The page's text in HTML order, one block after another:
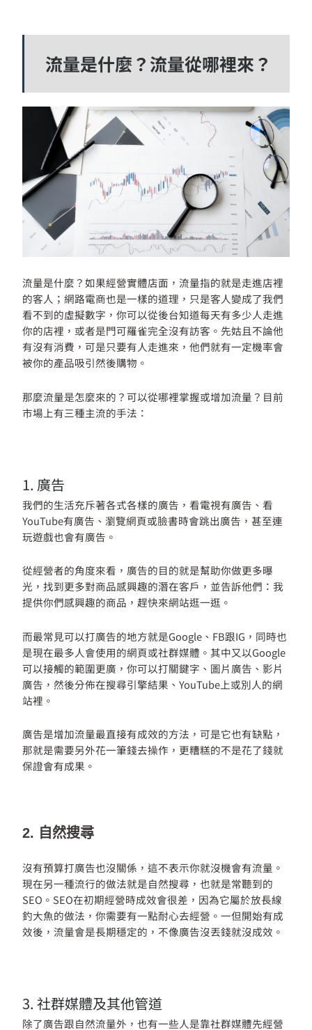
流量是什麼？流量從哪裡來？
流量是什麼？如果經營實體店面，流量指的就是走進店裡
的客人；網路電商也是一樣的道理，只是客人變成了我們
看不到的虛擬數字，你可以從後台知道每天有多少人走進
你的店裡，或者是門可羅雀完全沒有訪客。先姑且不論他
有沒有消費，可是只要有人走進來，他們就有一定機率會
被你的產品吸引然後購物。
那麼流量是怎麼來的？可以從哪裡掌握或增加流量？目前
市場上有三種主流的手法：
1. 廣告
我們的生活充斥著各式各樣的廣告，看電視有廣告、看
YouTube有廣告、瀏覽網頁或臉書時會跳出廣告，甚至連
玩遊戲也會有廣告。
從經營者的角度來看，廣告的目的就是幫助你做更多曝
光，找到更多對商品感興趣的潛在客戶，並告訴他們：我
提供你們感興趣的商品，趕快來網站逛一逛。
而最常見可以打廣告的地方就是Google、FB跟IG，同時也
是現在最多人會使用的網頁或社群媒體。其中又以Google
可以接觸的範圍更廣，你可以打關鍵字、圖片廣告、影片
廣告，然後分佈在搜尋引擎結果、YouTube上或別人的網
站裡。
廣告是增加流量最直接有成效的方法，可是它也有缺點，
那就是需要另外花一筆錢去操作，更糟糕的不是花了錢就
保證會有成果。
2. 自然搜尋
沒有預算打廣告也沒關係，這不表示你就沒機會有流量。
現在另一種流行的做法就是自然搜尋，也就是常聽到的
SEO。SEO在初期經營時成效會很差，因為它屬於放長線
釣大魚的做法，你需要有一點耐心去經營。一但開始有成
效後，流量會是長期穩定的，不像廣告沒丟錢就沒成效。
3. 社群媒體及其他管道
除了廣告跟自然流量外，也有一些人是靠社群媒體先經營